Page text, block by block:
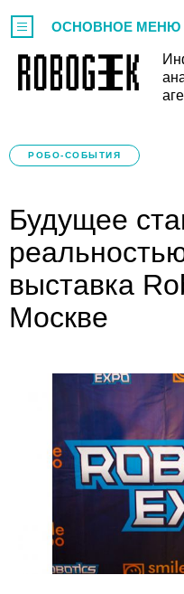
ОСНОВНОЕ МЕНЮ
РОБО-СОБЫТИЯ
Будущее
выставка
Москве